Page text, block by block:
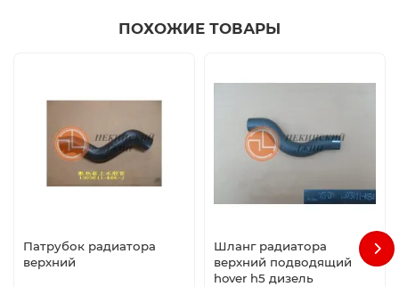
ПОХОЖИЕ ТОВАРЫ
Патрубок радиатора
верхний
Шланг радиатора
верхний подводящий
hover h5 дизель